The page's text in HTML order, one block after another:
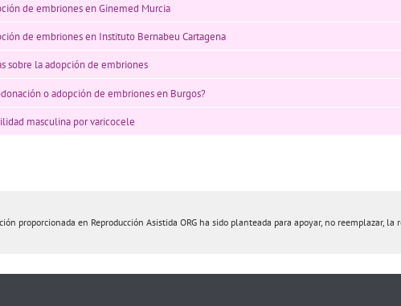
de embriones en Ginemed Murcia
de embriones en Instituto Bernabeu Cartagena
sobre la adopción de embriones
o adopción de embriones en Burgos?
masculina por varicocele
proporcionada en Reproducción Asistida ORG ha sido planteada para apoyar, no reemplazar,